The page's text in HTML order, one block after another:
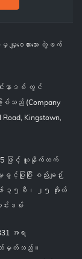
ျှဝေထားသော တွဲဖက်
းနာဒစ် တွင်
ည် (Company
Kingstown,
ဖြင့် ယူနိုက်တက်
ပြုပြီး စည်းမျဉ်း
၃၅စီ၊ ၂၅ အိုးလ်
းဒမ်း
အရ
သတ်မှတ်သည်။